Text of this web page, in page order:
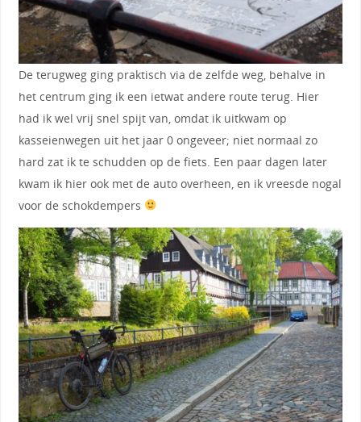
De terugweg ging praktisch via de zelfde weg, behalve in
het centrum ging ik een ietwat andere route terug. Hier
had ik wel vrij snel spijt van, omdat ik uitkwam op
kasseienwegen uit het jaar 0 ongeveer; niet normaal zo
hard zat ik te schudden op de fiets. Een paar dagen later
kwam ik hier ook met de auto overheen, en ik vreesde nogal
voor de schokdempers